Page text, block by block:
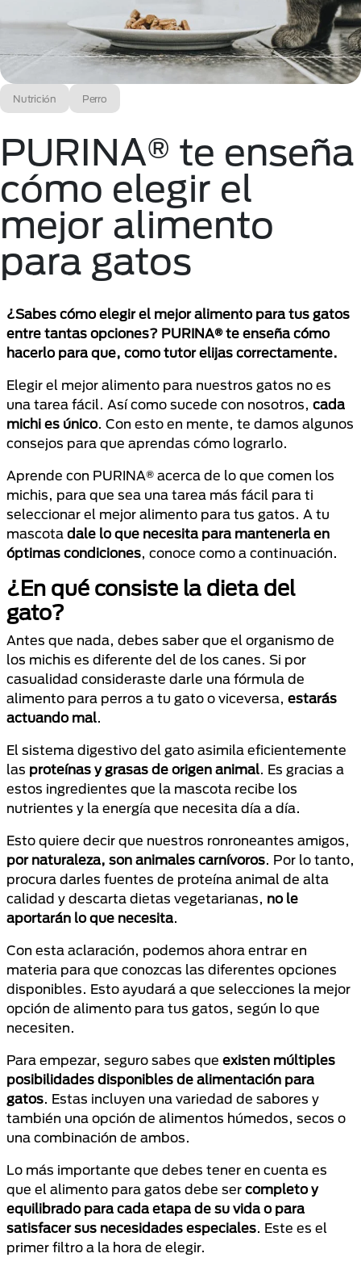
Nutrición Perro
PURINA® te enseña
cómo elegir el
mejor alimento
para gatos
¿Sabes cómo elegir el mejor alimento para tus gatos
entre tantas opciones? PURINA® te enseña cómo
hacerlo para que, como tutor elijas correctamente.
Elegir el mejor alimento para nuestros gatos no es
una tarea fácil. Así como sucede con nosotros, cada
michi es único. Con esto en mente, te damos algunos
consejos para que aprendas cómo lograrlo.
Aprende con PURINA® acerca de lo que comen los
michis, para que sea una tarea más fácil para ti
seleccionar el mejor alimento para tus gatos. A tu
mascota dale lo que necesita para mantenerla en
óptimas condiciones, conoce como a continuación.
¿En qué consiste la dieta del
gato?
Antes que nada, debes saber que el organismo de
los michis es diferente del de los canes. Si por
casualidad consideraste darle una fórmula de
alimento para perros a tu gato o viceversa, estarás
actuando mal.
El sistema digestivo del gato asimila eficientemente
las proteínas y grasas de origen animal. Es gracias a
estos ingredientes que la mascota recibe los
nutrientes y la energía que necesita día a día.
Esto quiere decir que nuestros ronroneantes amigos,
por naturaleza, son animales carnívoros. Por lo tanto,
procura darles fuentes de proteína animal de alta
calidad y descarta dietas vegetarianas, no le
aportarán lo que necesita.
Con esta aclaración, podemos ahora entrar en
materia para que conozcas las diferentes opciones
disponibles. Esto ayudará a que selecciones la mejor
opción de alimento para tus gatos, según lo que
necesiten.
Para empezar, seguro sabes que existen múltiples
posibilidades disponibles de alimentación para
gatos. Estas incluyen una variedad de sabores y
también una opción de alimentos húmedos, secos o
una combinación de ambos.
Lo más importante que debes tener en cuenta es
que el alimento para gatos debe ser completo y
equilibrado para cada etapa de su vida o para
satisfacer sus necesidades especiales. Este es el
primer filtro a la hora de elegir.